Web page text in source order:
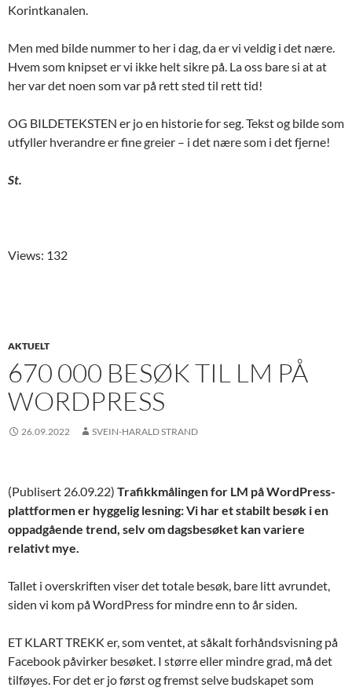
Korintkanalen.
Men med bilde nummer to her i dag, da er vi veldig i det nære.
Hvem som knipset er vi ikke helt sikre på. La oss bare si at at
her var det noen som var på rett sted til rett tid!
OG BILDETEKSTEN er jo en historie for seg. Tekst og bilde som
utfyller hverandre er fine greier – i det nære som i det fjerne!
St.
Views: 132
AKTUELT
670 000 BESØK TIL LM PÅ
WORDPRESS
26.09.2022 SVEIN-HARALD STRAND
(Publisert 26.09.22) Trafikkmålingen for LM på WordPress-
plattformen er hyggelig lesning: Vi har et stabilt besøk i en
oppadgående trend, selv om dagsbesøket kan variere
relativt mye.
Tallet i overskriften viser det totale besøk, bare litt avrundet,
siden vi kom på WordPress for mindre enn to år siden.
ET KLART TREKK er, som ventet, at såkalt forhåndsvisning på
Facebook påvirker besøket. I større eller mindre grad, må det
tilføyes. For det er jo først og fremst selve budskapet som